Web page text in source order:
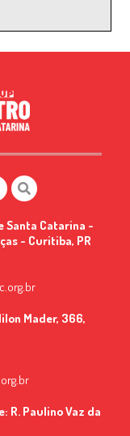
Santa Catarina -
- Curitiba, PR
Mader, 366,
R. Paulino Vaz da